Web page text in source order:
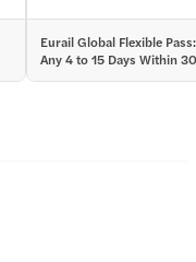
recommend it.
Eurail Global Flexible
Any 4 to 15 Days Within